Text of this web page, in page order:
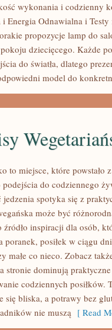
wykonania i codzienny
Energia Odnawialna i
propozycje lamp do
dziecięcego. Każde
do światła, dlatego
model do
to miejsce, które
podejścia do codziennego
jedzenia spotyka się z
może być
źródło inspiracji dla osób,
poranek, posiłek w ciągu
małe co nieco. Zobacz
stronie dominują
codziennych posiłków.
się bliska, a potrawy bez
nie muszą [ Read